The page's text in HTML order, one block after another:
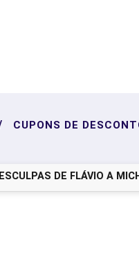
CUPONS DE
DE FLÁVIO A